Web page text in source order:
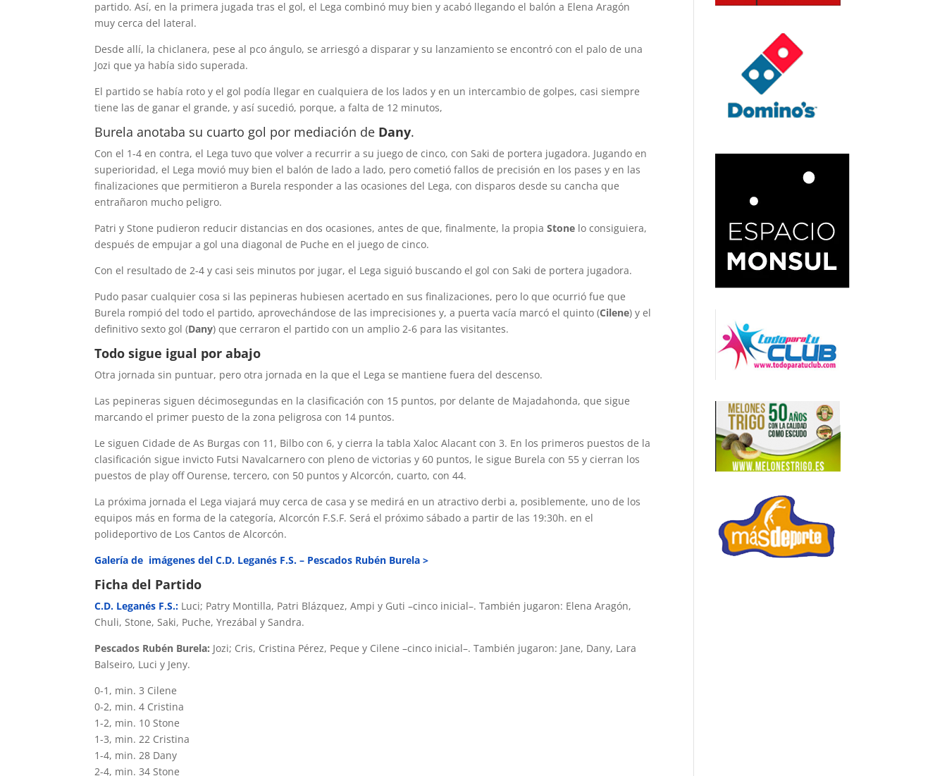
partido. Así, en la primera jugada tras el gol, el Lega combinó muy bien y acabó llegando el balón a Elena Aragón
muy cerca del lateral.
Desde allí, la chiclanera, pese al pco ángulo, se arriesgó a disparar y su lanzamiento se encontró con el palo de una
Jozi que ya había sido superada.
El partido se había roto y el gol podía llegar en cualquiera de los lados y en un intercambio de golpes, casi siempre
tiene las de ganar el grande, y así sucedió, porque, a falta de 12 minutos,
Burela anotaba su cuarto gol por mediación de Dany.
Con el 1-4 en contra, el Lega tuvo que volver a recurrir a su juego de cinco, con Saki de portera jugadora. Jugando en
superioridad, el Lega movió muy bien el balón de lado a lado, pero cometió fallos de precisión en los pases y en las
finalizaciones que permitieron a Burela responder a las ocasiones del Lega, con disparos desde su cancha que
entrañaron mucho peligro.
Patri y Stone pudieron reducir distancias en dos ocasiones, antes de que, finalmente, la propiaStone lo consiguiera,
después de empujar a gol una diagonal de Puche en el juego de cinco.
Con el resultado de 2-4 y casi seis minutos por jugar, el Lega siguió buscando el gol con Saki de portera jugadora.
Pudo pasar cualquier cosa si las pepineras hubiesen acertado en sus finalizaciones, pero lo que ocurrió fue que
Burela rompió del todo el partido, aprovechándose de las imprecisiones y, a puerta vacía marcó el quinto (Cilene) y el
definitivo sexto gol (Dany) que cerraron el partido con un amplio 2-6 para las visitantes.
Todo sigue igual por abajo
Otra jornada sin puntuar, pero otra jornada en la que el Lega se mantiene fuera del descenso.
Las pepineras siguen décimosegundas en la clasificación con 15 puntos, por delante de Majadahonda, que sigue
marcando el primer puesto de la zona peligrosa con 14 puntos.
Le siguen Cidade de As Burgas con 11, Bilbo con 6, y cierra la tabla Xaloc Alacant con 3. En los primeros puestos de la
clasificación sigue invicto Futsi Navalcarnero con pleno de victorias y 60 puntos, le sigue Burela con 55 y cierran los
puestos de play off Ourense, tercero, con 50 puntos y Alcorcón, cuarto, con 44.
La próxima jornada el Lega viajará muy cerca de casa y se medirá en un atractivo derbi a, posiblemente, uno de los
equipos más en forma de la categoría, Alcorcón F.S.F. Será el próximo sábado a partir de las 19:30h. en el
polideportivo de Los Cantos de Alcorcón.
Galería de imágenes del C.D. Leganés F.S. – Pescados Rubén Burela >
Ficha del Partido
C.D. Leganés F.S.: Luci; Patry Montilla, Patri Blázquez, Ampi y Guti –cinco inicial–. También jugaron: Elena Aragón,
Chuli, Stone, Saki, Puche, Yrezábal y Sandra.
Pescados Rubén Burela: Jozi; Cris, Cristina Pérez, Peque y Cilene –cinco inicial–. También jugaron: Jane, Dany, Lara
Balseiro, Luci y Jeny.
0-1, min. 3 Cilene
0-2, min. 4 Cristina
1-2, min. 10 Stone
1-3, min. 22 Cristina
1-4, min. 28 Dany
2-4, min. 34 Stone